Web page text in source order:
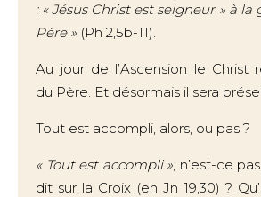
: « Jésus Christ est seigneur » à
Père » (Ph 2,5b-11).
Au jour de l’Ascension le Christ
du Père. Et désormais il sera
Tout est accompli, alors, ou pas ?
« Tout est accompli », n’est-ce
dit sur la Croix (en Jn 19,30) ?